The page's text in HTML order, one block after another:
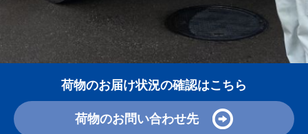
荷物のお届け状況の確認はこちら
荷物のお問い合わせ先